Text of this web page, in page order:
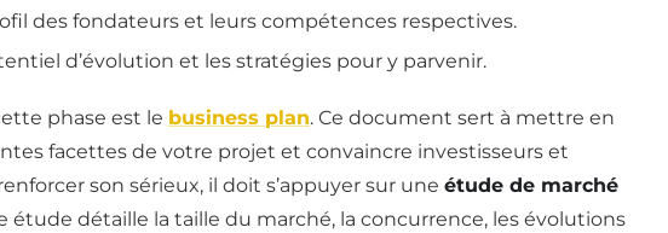
des fondateurs et leurs compétences respectives.
d’évolution et les stratégies pour y parvenir.
phase est le business plan. Ce document sert à mettre en
facettes de votre projet et convaincre investisseurs et
son sérieux, il doit s’appuyer sur une étude de marché
étude détaille la taille du marché, la concurrence, les évolutions